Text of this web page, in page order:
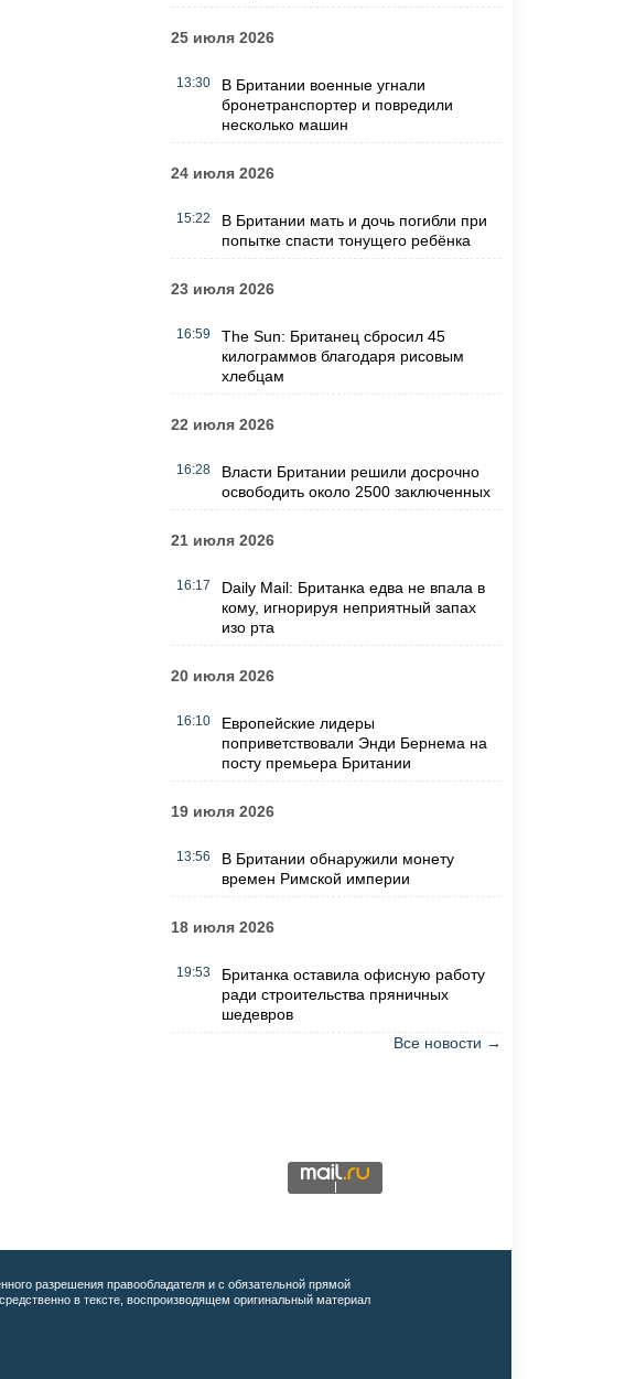
25 июля 2026
13:30
В Британии военные угнали
бронетранспортер и повредили
несколько машин
24 июля 2026
15:22
В Британии мать и дочь погибли при
попытке спасти тонущего ребёнка
23 июля 2026
16:59
The Sun: Британец сбросил 45
килограммов благодаря рисовым
хлебцам
22 июля 2026
16:28
Власти Британии решили досрочно
освободить около 2500 заключенных
21 июля 2026
16:17
Daily Mail: Британка едва не впала в
кому, игнорируя неприятный запах
изо рта
20 июля 2026
16:10
Европейские лидеры
поприветствовали Энди Бернема на
посту премьера Британии
19 июля 2026
13:56
В Британии обнаружили монету
времен Римской империи
18 июля 2026
19:53
Британка оставила офисную работу
ради строительства пряничных
шедевров
Все новости →
разрешения правообладателя и с обязательной прямой
в тексте, воспроизводящем оригинальный материал